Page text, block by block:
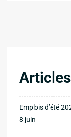
Emplois d’été
8 juin